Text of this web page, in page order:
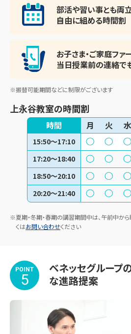
部活や習い事とも両立
自由に組める時間割
お子さま・ご家庭ファ
当日授業前の連絡で
※振替可能期間などに制限がございます
上永谷教室の時間割
時間 月 火 水
15:50～17:10
17:20～18:40
18:50～20:10
20:20～21:40
※夏期・冬期・春期の講習期間中は、午前中から
くはお問い合わせください
POINT
5
ベネッセグループ
な進路提案